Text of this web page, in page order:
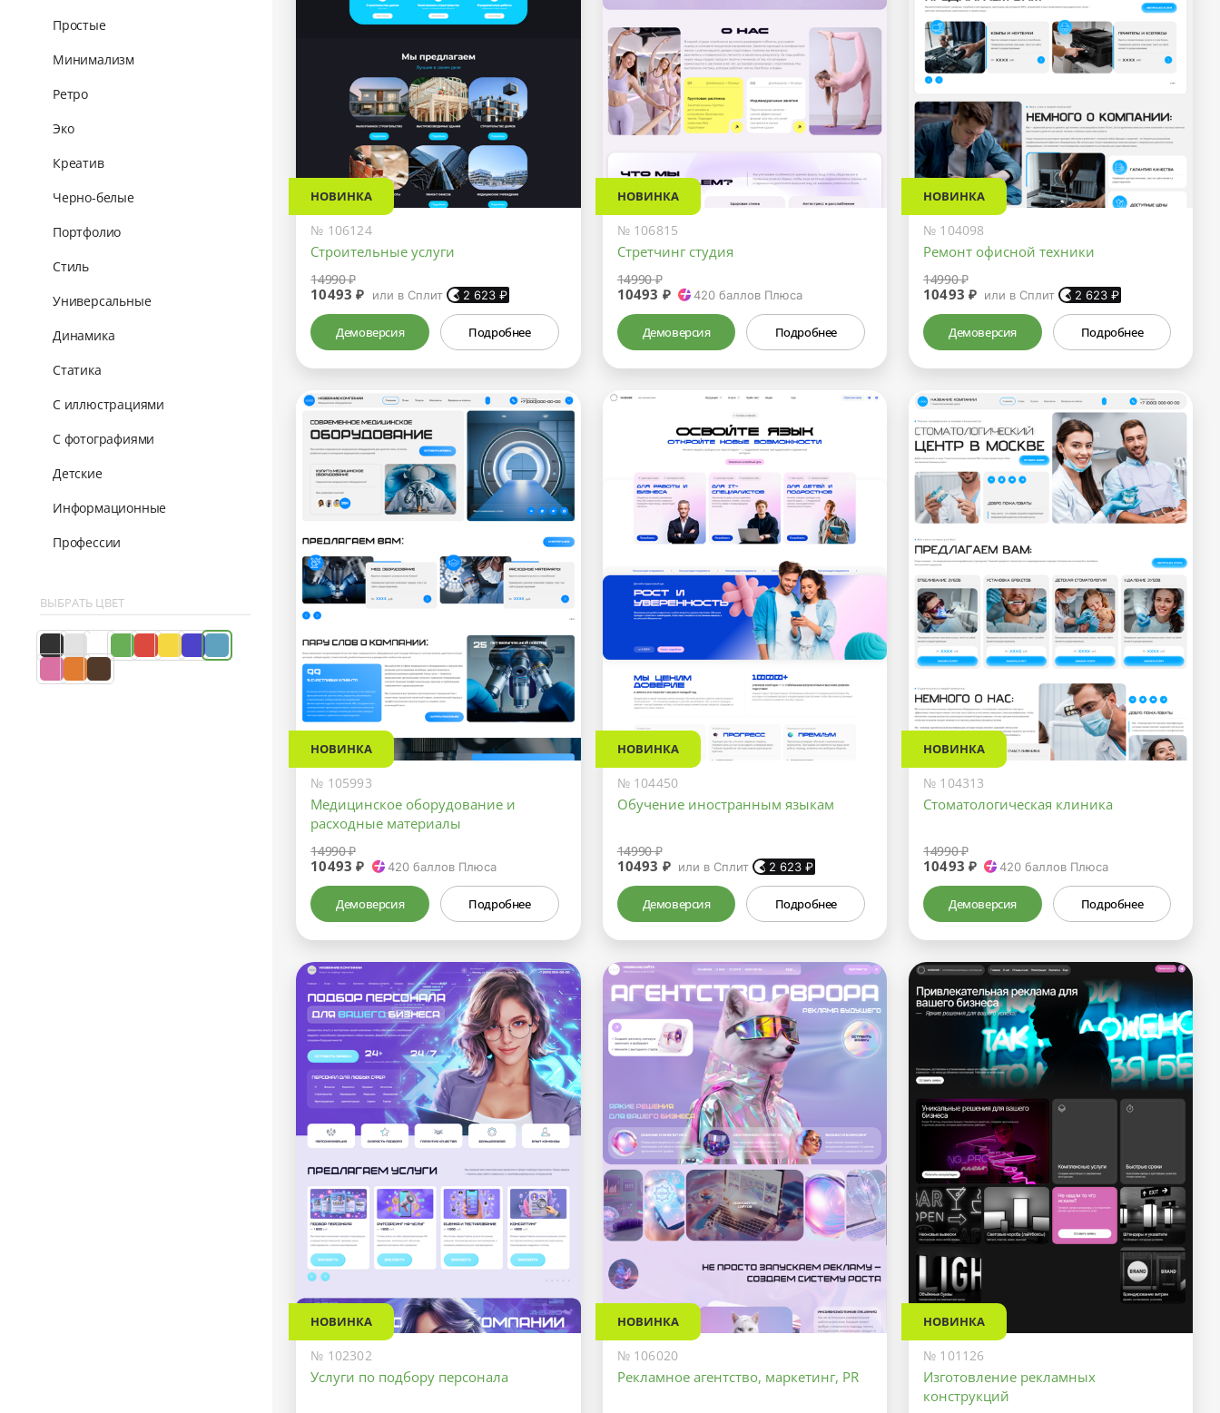
Простые
Минимализм
Ретро
Эко
Креатив
Черно-белые
Портфолио
Стиль
Универсальные
Динамика
Статика
С иллюстрациями
С фотографиями
Детские
Информационные
Профессии
ВЫБРАТЬ ЦВЕТ
НОВИНКА
№ 106124
Строительные услуги
14990 ₽
10493 ₽ или в Сплит 2 623₽
Демоверсия Подробнее
НОВИНКА
№ 106815
Стретчинг студия
14990 ₽
10493 ₽ 420 баллов Плюса
Демоверсия Подробнее
НОВИНКА
№ 104098
Ремонт офисной техники
14990 ₽
10493 ₽ или в Сплит 2 623 ₽
Демоверсия Подробнее
НОВИНКА
№ 105993
Медицинское оборудование и
расходные материалы
14990 ₽
10493 ₽ 420баллов Плюса
Демоверсия Подробнее
НОВИНКА
№ 104450
Обучение иностранным языкам
14990 ₽
10493 ₽ или в Сплит 2 623 ₽
Демоверсия Подробнее
НОВИНКА
№ 104313
Стоматологическая клиника
14990 ₽
10493 ₽ 420 баллов Плюса
Демоверсия Подробнее
НОВИНКА
№ 102302
Услуги по подбору персонала
НОВИНКА
№ 106020
Рекламное агентство, маркетинг, PR
НОВИНКА
№ 101126
Изготовление рекламных
конструкций